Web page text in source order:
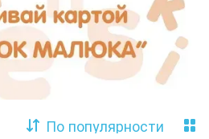
По популярности